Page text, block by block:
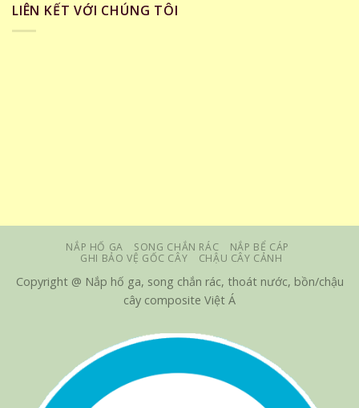
LIÊN KẾT VỚI CHÚNG TÔI
NẮP HỐ GA SONG CHẮN RÁC
NẮP BỂ CÁP
GHI BẢO VỆ GỐC CÂY
CHẬU CÂY CẢNH
Copyright @ Nắp hố ga, song chắn rác, thoát nước, bồn/chậu
cây composite Việt Á